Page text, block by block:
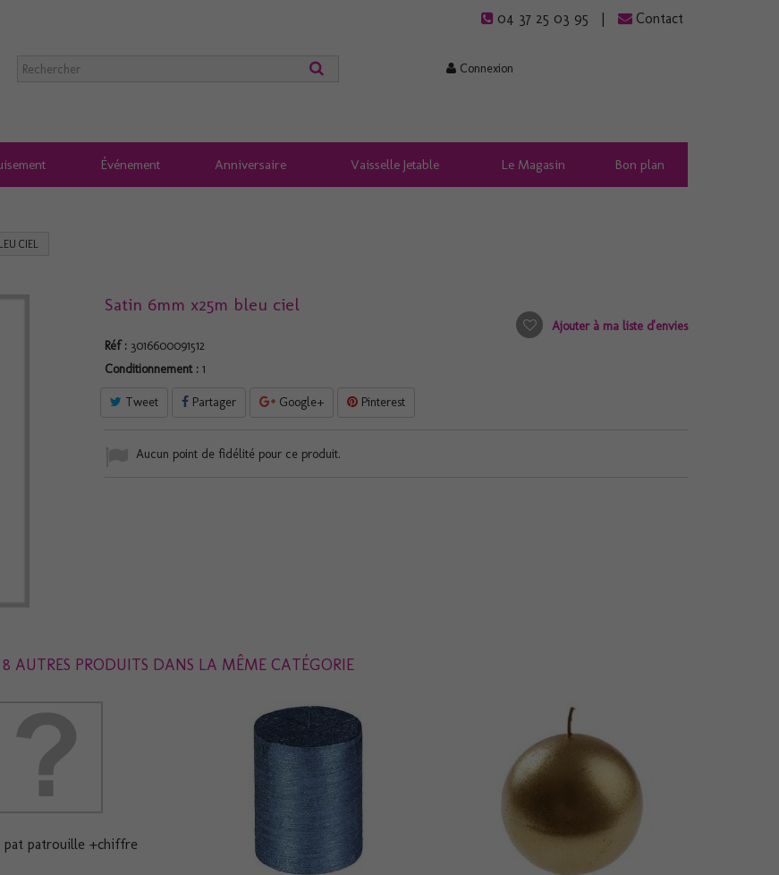
04 37 25 03 95 Contact
Connexion
Événement Anniversaire Vaisselle Jetable Le Magasin Bon plan
CIEL
Satin 6mm x25m bleu ciel
Réf : 3016600091512
Conditionnement : 1
Ajouter à ma liste d'envies
Tweet Partager Google+ Pinterest
Aucun point de fidélité pour ce produit.
8 AUTRES PRODUITS DANS LA MÊME CATÉGORIE
pat patrouille +chiffre